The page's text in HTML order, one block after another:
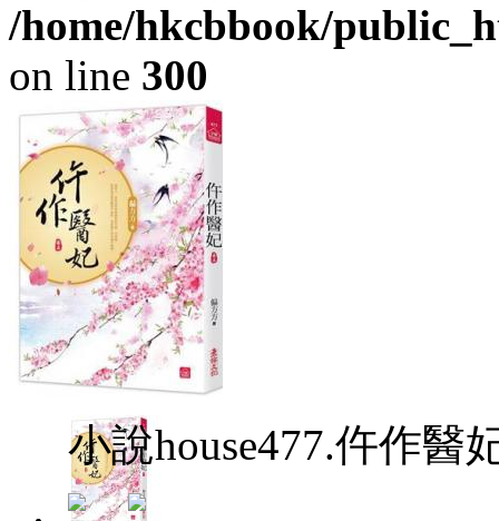
/home/hkcbbook/
on line 300
小說house477.仵作醫